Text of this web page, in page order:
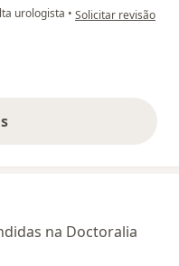
urologista • na opinião do
Solicitar revisão
acima
na Doctoralia